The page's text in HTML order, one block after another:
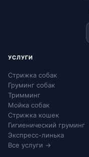
УСЛУГИ
Стрижка собак
Груминг собак
Тримминг
Мойка собак
Стрижка кошек
Гигиенический груминг
Экспресс-линька
Все услуги →